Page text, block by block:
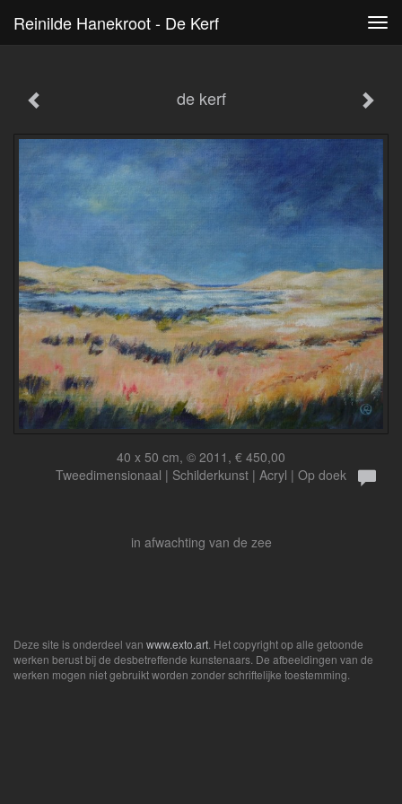
Reinilde Hanekroot - De Kerf
de kerf
40 x 50 cm, © 2011, € 450,00
Tweedimensionaal | Schilderkunst | Acryl | Op doek
in afwachting van de zee
Deze site is onderdeel van www.exto.art . Het copyright op alle getoonde
werken berust bij de desbetreffende kunstenaars. De afbeeldingen van de
werken mogen niet gebruikt worden zonder schriftelijke toestemming.